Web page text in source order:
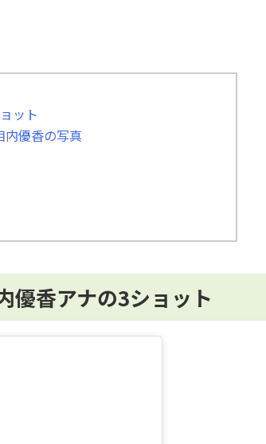
ット
内優香の写真
優香アナの3ショット